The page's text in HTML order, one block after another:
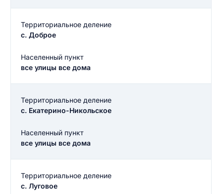
Территориальное деление
с. Доброе
Населенный пункт
все улицы все дома
Территориальное деление
с. Екатерино-Никольское
Населенный пункт
все улицы все дома
Территориальное деление
с. Луговое